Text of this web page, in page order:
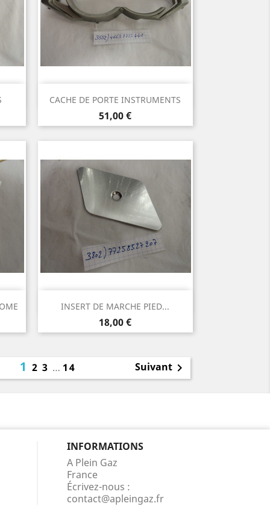
CACHE DE PORTE INSTRUMENTS
Prix
51,00 €
Aperçu rapide
INSERT DE MARCHE PIED...
Prix
18,00 €
Aperçu rapide
123 … 14 Suivant
INFORMATIONS
A Plein Gaz
France
Écrivez-nous :
contact@apleingaz.fr